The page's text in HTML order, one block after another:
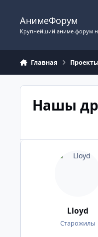
АнимеФорум
Крупнейший аниме-форум
Главная Проекты
Нашы
Lloyd
Старожилы